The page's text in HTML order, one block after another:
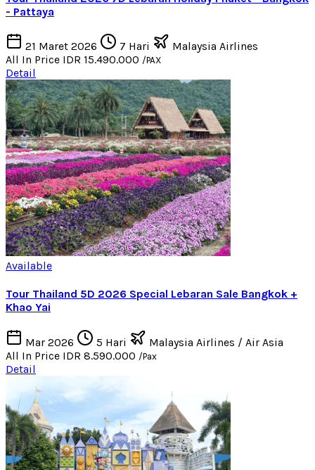
- Pattaya
21 Maret 2026 7 Hari
Malaysia Airlines
All In Price IDR 15.490.000 /PAX
Detail
Available
Tour Thailand 5D 2026 Special Lebaran Sale Bangkok +
Khao Yai
Mar 2026 5 Hari
Malaysia Airlines / Air Asia
All In Price IDR 8.590.000 /Pax
Detail